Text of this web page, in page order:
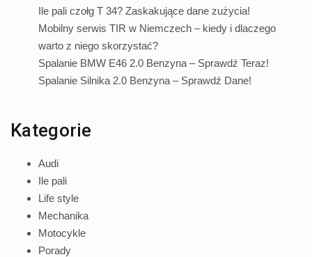
Ile pali czołg T 34? Zaskakujące dane zużycia!
Mobilny serwis TIR w Niemczech – kiedy i dlaczego
warto z niego skorzystać?
Spalanie BMW E46 2.0 Benzyna – Sprawdź Teraz!
Spalanie Silnika 2.0 Benzyna – Sprawdź Dane!
Kategorie
Audi
Ile pali
Life style
Mechanika
Motocykle
Porady